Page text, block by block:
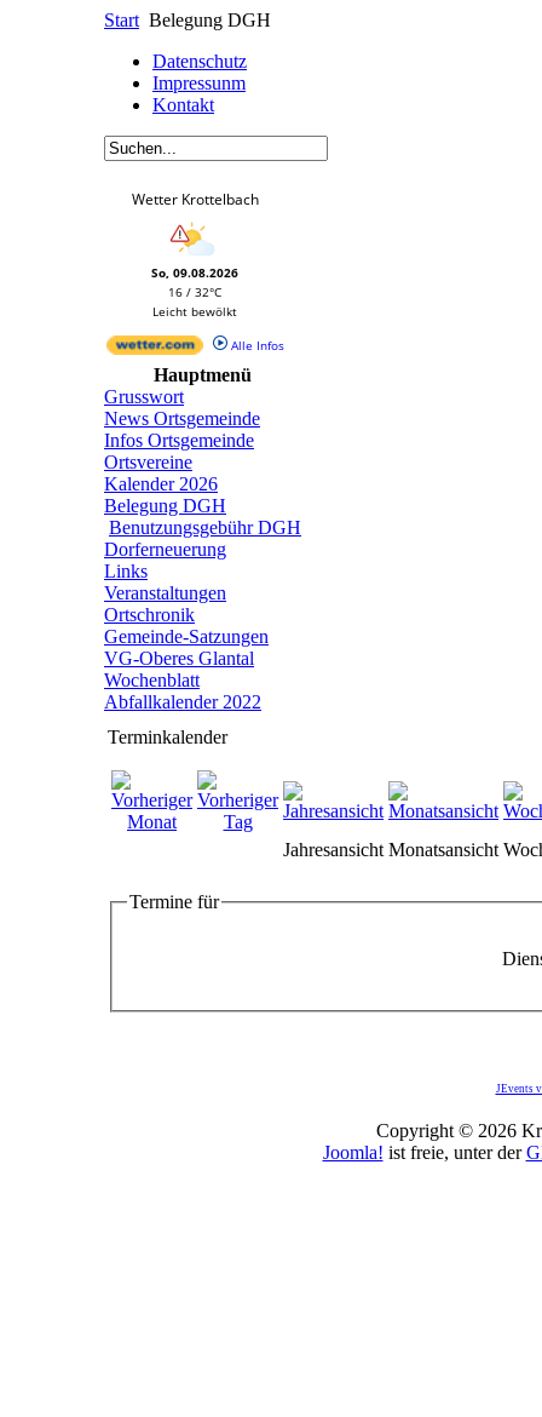
Start Belegung DGH
Datenschutz
Impressunm
Kontakt
Wetter Krottelbach
So, 09.08.2026
16 / 32°C
Leicht bewölkt
Alle Infos
Hauptmenü
Grusswort
News Ortsgemeinde
Infos Ortsgemeinde
Ortsvereine
Kalender 2026
Belegung DGH
Benutzungsgebühr DGH
Dorferneuerung
Links
Veranstaltungen
Ortschronik
Gemeinde-Satzungen
VG-Oberes Glantal
Wochenblatt
Abfallkalender 2022
Terminkalender
Jahresansicht Monatsansicht
Termine für
JEvents
Copyright © 2026
Joomla! ist freie, unter der